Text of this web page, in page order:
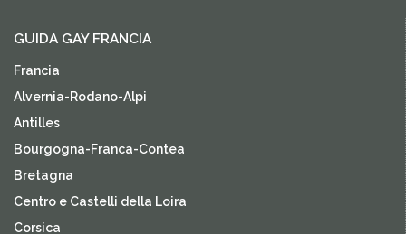
GUIDA GAY FRANCIA
Francia
Alvernia-Rodano-Alpi
Antilles
Bourgogna-Franca-Contea
Bretagna
Centro e Castelli della Loira
Corsica